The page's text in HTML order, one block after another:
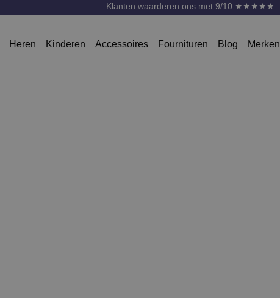
Klanten waarderen ons met 9/10 ★★★★★
Heren Kinderen Accessoires Fournituren Blog Merken